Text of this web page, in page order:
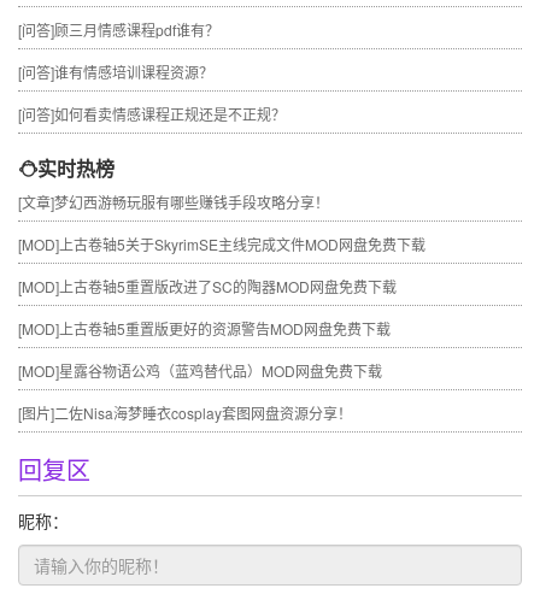
[问答]顾三月情感课程pdf谁有？
[问答]谁有情感培训课程资源？
[问答]如何看卖情感课程正规还是不正规？
实时热榜
[文章]梦幻西游畅玩服有哪些赚钱手段攻略分享！
[MOD] 上古卷轴5关于SkyrimSE主线完成文件MOD网盘免费下载
[MOD] 上古卷轴5重置版改进了SC的陶器MOD网盘免费下载
[MOD] 上古卷轴5重置版更好的资源警告MOD网盘免费下载
[MOD]星露谷物语公鸡（蓝鸡替代品）MOD网盘免费下载
[图片]二佐Nisa海梦睡衣cosplay套图网盘资源分享！
回复区
昵称：